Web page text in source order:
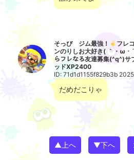
そっぴ ジム最強！
フレ
ンのりしお大好き( ｀・ω・
らフレなろ友達募集(^q^)
ッドXP2400
ID: 71d1d1155f829b3b
だめだこりゃ
▲上へ ▼下へ